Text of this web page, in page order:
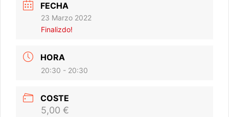
FECHA
23 Marzo 2022
Finalizdo!
HORA
20:30 - 20:30
COSTE
5,00 €